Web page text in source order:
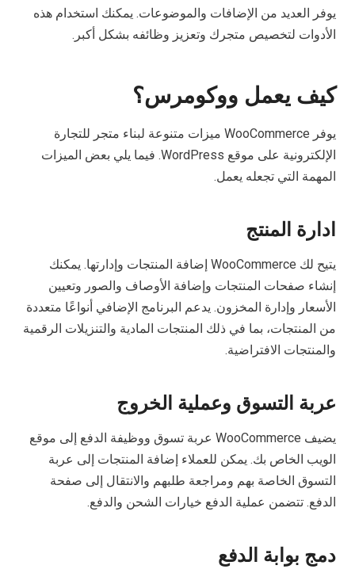
يوفر العديد من الإضافات والموضوعات. يمكنك استخدام هذه
الأدوات لتخصيص متجرك وتعزيز وظائفه بشكل أكبر.
كيف يعمل ووكومرس؟
يوفر WooCommerce ميزات متنوعة لبناء متجر للتجارة
الإلكترونية على موقع WordPress. فيما يلي بعض الميزات
المهمة التي تجعله يعمل.
ادارة المنتج
يتيح لك WooCommerce إضافة المنتجات وإدارتها. يمكنك
إنشاء صفحات المنتجات وإضافة الأوصاف والصور وتعيين
الأسعار وإدارة المخزون. يدعم البرنامج الإضافي أنواعًا متعددة
من المنتجات، بما في ذلك المنتجات المادية والتنزيلات الرقمية
والمنتجات الافتراضية.
عربة التسوق وعملية الخروج
يضيف WooCommerce عربة تسوق ووظيفة الدفع إلى موقع
الويب الخاص بك. يمكن للعملاء إضافة المنتجات إلى عربة
التسوق الخاصة بهم ومراجعة طلبهم والانتقال إلى صفحة
الدفع. تتضمن عملية الدفع خيارات الشحن والدفع.
دمج بوابة الدفع